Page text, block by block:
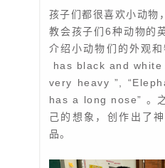
孩子们都很喜欢小动物
教会孩子们6种动物的
介绍小动物们的外观
has black and
very heavy ”,
has a long nose” 。
己的想象，创作出了
品。